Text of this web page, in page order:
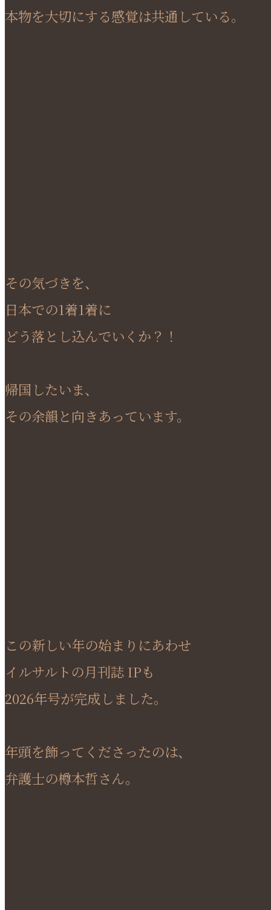
本物を大切にする感覚は共通している。
その気づきを、
日本での1着1着に
どう落とし込んでいくか？！
帰国したいま、
その余韻と向きあっています。
この新しい年の始まりにあわせ
イルサルトの月刊誌 IPも
2026年号が完成しました。
年頭を飾ってくださったのは、
弁護士の樽本哲さん。